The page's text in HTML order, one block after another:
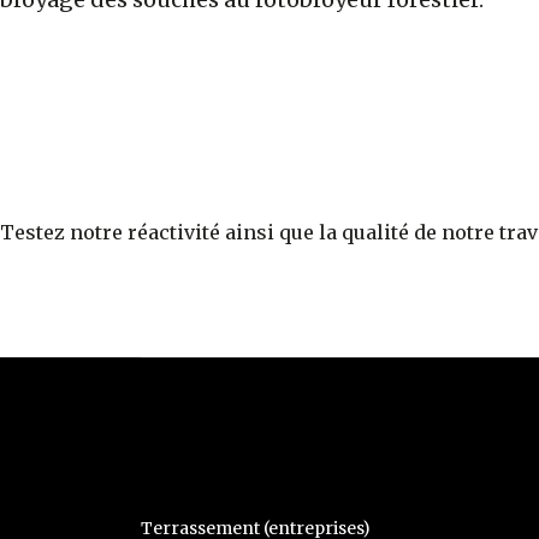
Testez notre réactivité ainsi que la qualité de notre
Terrassement (entreprises)